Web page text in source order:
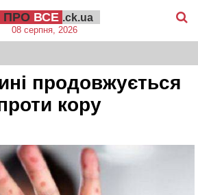
ПРО ВСЕ .ck.ua
08 серпня, 2026
продовжується
кору